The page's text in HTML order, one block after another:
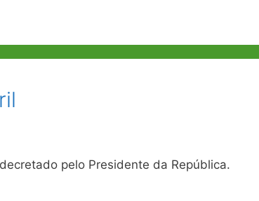
pelo Presidente da República.